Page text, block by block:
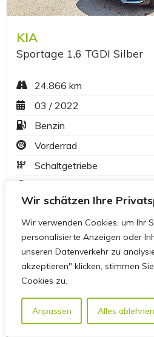
Wir schätzen Ihre
Wir verwenden Cookies, um Ihr
personalisierte Anzeigen oder
unseren Datenverkehr zu
akzeptieren" klicken, stimmen
Cookies zu.
Anpassen Alles ablehnen